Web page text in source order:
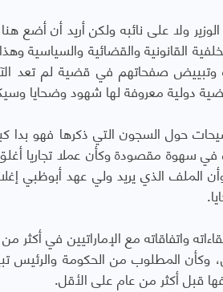
ولا على نائبه ولكن أريد أن
القانونية والقضائية والسياسية
وتبييض صفحاتهم في قضية لم تعد
دولية معروفة لها شهود وضحايا
حول السجون التي ذكرها فهو بدا
سهوة مقصودة وكأن عملا تجاريا
في حرب مستمرة منذ 2014م وأن الملف الذي يريد
واتفاقاته مع الإماراتيين في أكثر
وكأن المطلوب من الحكومة والرئيس
قبل أكثر من عام على الأقل.